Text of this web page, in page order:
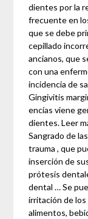
dientes por la
frecuente en
que se debe
cepillado
ancianos, que
con una
incidencia de
Gingivitis
encías viene
dientes. Leer
Sangrado de
trauma , que
inserción de
prótesis
dental … Se
irritación de
alimentos,